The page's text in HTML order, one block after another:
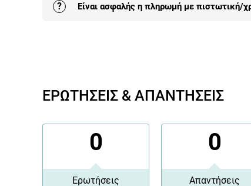
? Είναι ασφαλής η πληρωμή με πιστωτική/
ΕΡΩΤΗΣΕΙΣ & ΑΠΑΝΤΗΣΕΙΣ
0
Ερωτήσεις
0
Απαντήσεις